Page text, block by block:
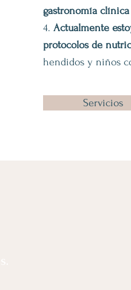
gastronomía clínica
4. Actualmente
protocolos de
hendidos y niños
Servicios